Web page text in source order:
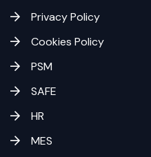
Privacy Policy
Cookies Policy
PSM
SAFE
HR
MES